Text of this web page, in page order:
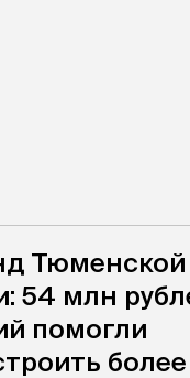
Тюменской
54 млн
помогли